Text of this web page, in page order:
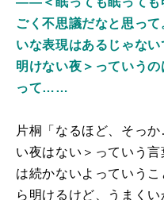
ごく不思議だなと思っ
いな表現はあるじゃな
明けない夜＞っていう
って……
片桐「なるほど、そっ
い夜はない＞っていう
は続かないよっていう
ら明けるけど、うまく